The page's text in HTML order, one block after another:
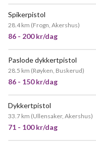
Spikerpistol
28.4 km (Frogn, Akershus)
86 - 200 kr/dag
Paslode dykkertpistol
28.5 km (Røyken, Buskerud)
86 - 150 kr/dag
Dykkertpistol
33.7 km (Ullensaker, Akershus)
71 - 100 kr/dag